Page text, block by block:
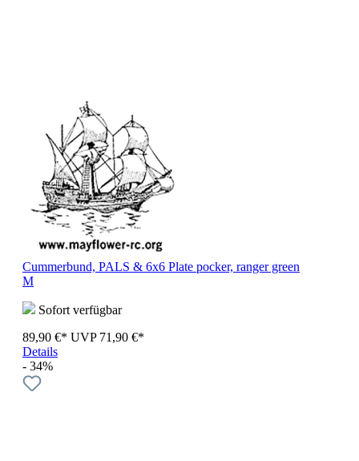
Cummerbund, PALS & 6x6 Plate pocker, ranger green
M
Sofort verfügbar
89,90 €* UVP 71,90 €*
Details
- 34%